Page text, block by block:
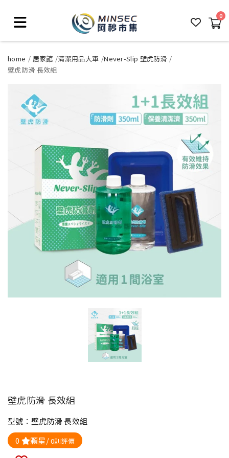
0
home 居家館 清潔用品大軍 Never-Slip 壁虎防滑
壁虎防滑 長效組
壁虎防滑 長效組
型號：壁虎防滑 長效組
0
顆星/0則評價